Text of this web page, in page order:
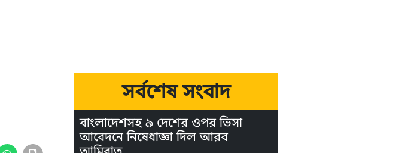
সর্বশেষ সংবাদ
বাংলাদেশসহ ৯ দেশের ওপর ভিসা
আবেদনে নিষেধাজ্ঞা দিল আরব